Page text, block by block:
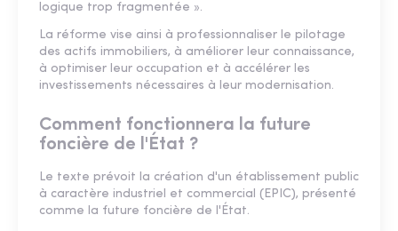
logique trop fragmentée ».
La réforme vise ainsi à professionnaliser le pilotage
des actifs immobiliers, à améliorer leur connaissance,
à optimiser leur occupation et à accélérer les
investissements nécessaires à leur modernisation.
Comment fonctionnera la future
foncière de l'État ?
Le texte prévoit la création d'un établissement public
à caractère industriel et commercial (EPIC), présenté
comme la future foncière de l'État.